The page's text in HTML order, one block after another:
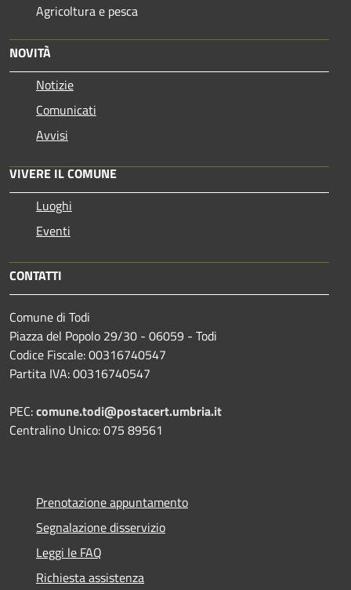
Agricoltura e pesca
NOVITÀ
Notizie
Comunicati
Avvisi
VIVERE IL COMUNE
Luoghi
Eventi
CONTATTI
Comune di Todi
Piazza del Popolo 29/30 - 06059 - Todi
Codice Fiscale: 00316740547
Partita IVA: 00316740547
PEC:comune.todi@postacert.umbria.it
Centralino Unico: 075 89561
Prenotazione appuntamento
Segnalazione disservizio
Leggi le FAQ
Richiesta assistenza